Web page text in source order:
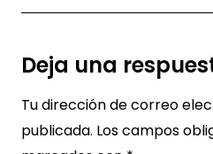
Deja una
Tu dirección de correo
publicada. Los campos